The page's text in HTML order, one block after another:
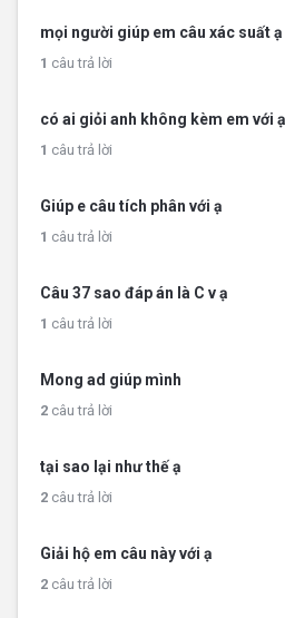
mọi người giúp em câu xác suất ạ
1 câu trả lời
có ai giỏi anh không kèm em với ạ
1 câu trả lời
Giúp e câu tích phân với ạ
1 câu trả lời
Câu 37 sao đáp án là C v ạ
1 câu trả lời
Mong ad giúp mình
2 câu trả lời
tại sao lại như thế ạ
2 câu trả lời
Giải hộ em câu này với ạ
2 câu trả lời